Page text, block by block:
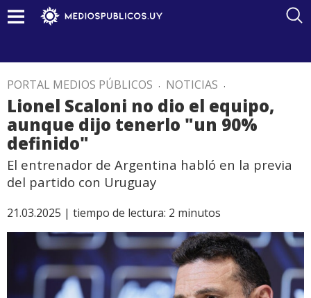
PORTAL MEDIOS PÚBLICOS . NOTICIAS .
Lionel Scaloni no dio el equipo,
aunque dijo tenerlo "un 90%
definido"
El entrenador de Argentina habló en la previa
del partido con Uruguay
21.03.2025 | tiempo de lectura: 2 minutos